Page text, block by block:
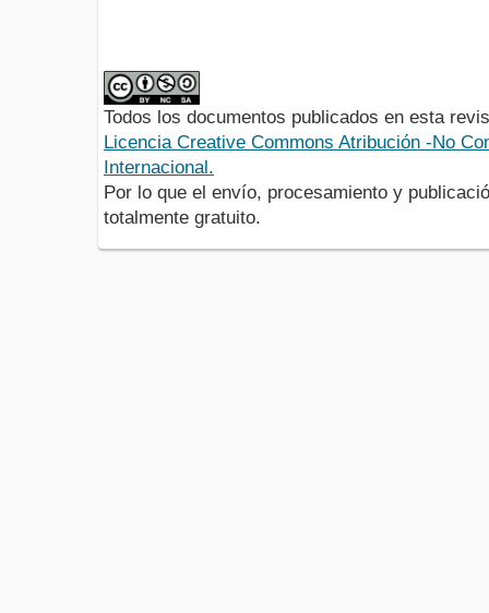
Todos los documentos publicados en esta
Licencia Creative Commons Atribución -No
Internacional.
Por lo que el envío, procesamiento y
totalmente gratuito.